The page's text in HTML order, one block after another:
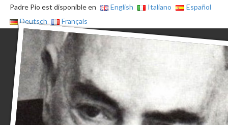
Padre Pio est disponible en English Italiano
Español
Deutsch
Français